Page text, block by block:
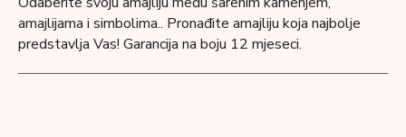
amajlijama i simbolima.. Pronađite amajliju koja najbolje
predstavlja Vas! Garancija na boju 12 mjeseci.